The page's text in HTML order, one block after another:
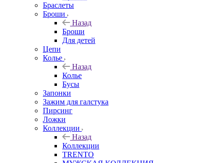
Браслеты
Броши
Назад
Броши
Для детей
Цепи
Колье
Назад
Колье
Бусы
Запонки
Зажим для галстука
Пирсинг
Ложки
Коллекции
Назад
Коллекции
TRENTO